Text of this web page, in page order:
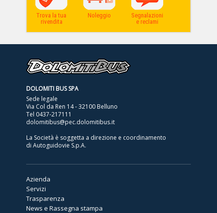
Trova la tua
rivendita
Noleggio
Segnalazioni
e reclami
DOLOMITI BUS SPA
Sede legale
Via Col da Ren 14 - 32100 Belluno
Tel 0437-217111
dolomitibus@pec.dolomitibus.it
La Società è soggetta a direzione e coordinamento
di Autoguidovie S.p.A.
Azienda
Servizi
Trasparenza
News e Rassegna stampa